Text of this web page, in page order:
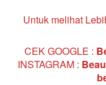
Untuk melihat
CEK GOOGLE :
INSTAGRAM :